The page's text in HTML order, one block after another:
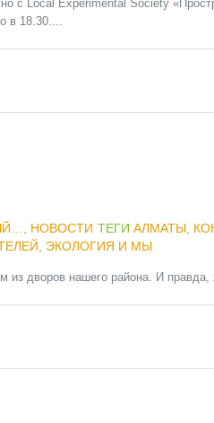
с Local Experimental Society
в 18.30....
НОВОСТИ ТЕГИ АЛМАТЫ
ЭКОЛОГИЯ И МЫ
дворов нашего района. И правда,